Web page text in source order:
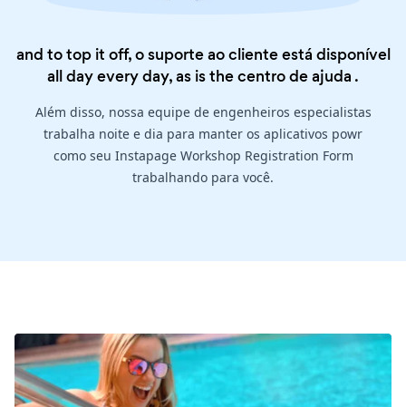
and to top it off, o suporte ao cliente está disponível
all day every day, as is thecentro de ajuda .
Além disso, nossa equipe de engenheiros especialistas
trabalha noite e dia para manter os aplicativos powr
como seu Instapage Workshop Registration Form
trabalhando para você.